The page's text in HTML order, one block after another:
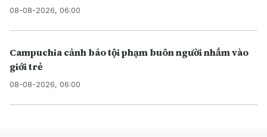
08-08-2026, 06:00
Campuchia cảnh báo tội phạm buôn người nhắm vào
giới trẻ
08-08-2026, 06:00